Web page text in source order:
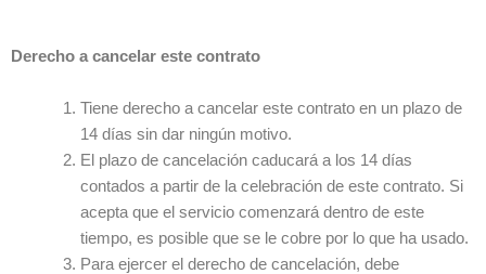
Derecho a cancelar este contrato
Tiene derecho a cancelar este contrato en un plazo de
14 días sin dar ningún motivo.
El plazo de cancelación caducará a los 14 días
contados a partir de la celebración de este contrato. Si
acepta que el servicio comenzará dentro de este
tiempo, es posible que se le cobre por lo que ha usado.
Para ejercer el derecho de cancelación, debe